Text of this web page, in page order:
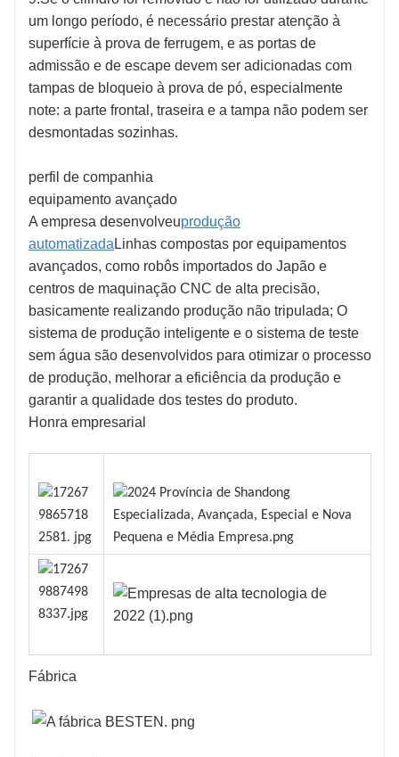
um longo período, é necessário prestar atenção à
superfície à prova de ferrugem, e as portas de
admissão e de escape devem ser adicionadas com
tampas de bloqueio à prova de pó, especialmente
note: a parte frontal, traseira e a tampa não podem ser
desmontadas sozinhas.
perfil de companhia
equipamento avançado
A empresa desenvolveuprodução
automatizada Linhas compostas por equipamentos
avançados, como robôs importados do Japão e
centros de maquinação CNC de alta precisão,
basicamente realizando produção não tripulada; O
sistema de produção inteligente e o sistema de teste
sem água são desenvolvidos para otimizar o processo
de produção, melhorar a eficiência da produção e
garantir a qualidade dos testes do produto.
Honra empresarial
Fábrica